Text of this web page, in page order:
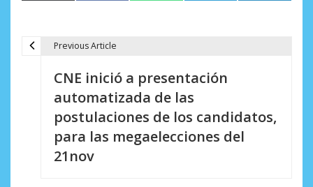
Previous Article
CNE inició a presentación
automatizada de las
postulaciones de los candidatos,
para las megaelecciones del
21nov